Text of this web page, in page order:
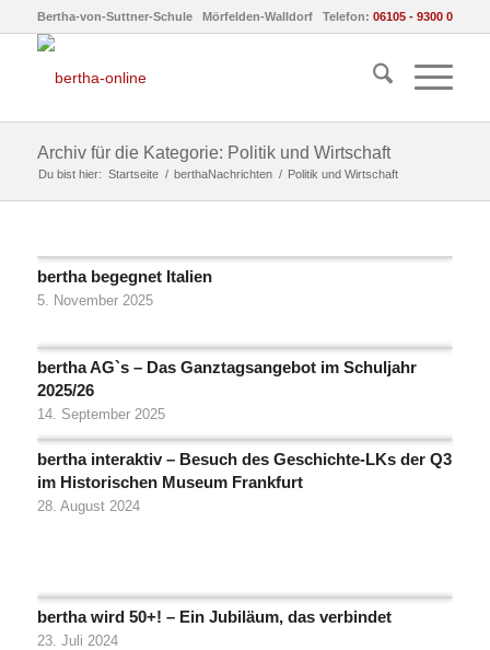
Bertha-von-Suttner-Schule Mörfelden-Walldorf Telefon: 06105 - 9300 0
Archiv für die Kategorie: Politik und Wirtschaft
Du bist hier: Startseite / berthaNachrichten / Politik und Wirtschaft
bertha begegnet Italien
5. November 2025
bertha AG`s – Das Ganztagsangebot im Schuljahr
2025/26
14. September 2025
bertha interaktiv – Besuch des Geschichte-LKs der Q3
im Historischen Museum Frankfurt
28. August 2024
bertha wird 50+! – Ein Jubiläum, das verbindet
23. Juli 2024